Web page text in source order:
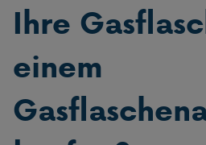
Ihre
einem